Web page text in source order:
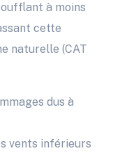
à moins
cette
naturelle (CAT
dus à
vents inférieurs